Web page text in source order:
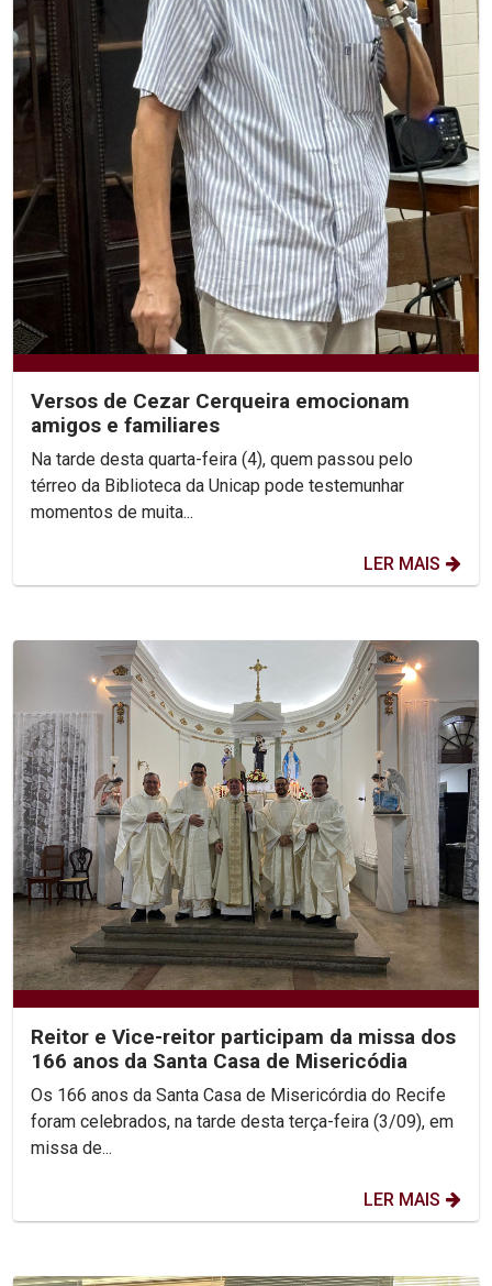
Versos de Cezar Cerqueira emocionam
amigos e familiares
Na tarde desta quarta-feira (4), quem passou pelo
térreo da Biblioteca da Unicap pode testemunhar
momentos de muita...
LER MAIS
Reitor e Vice-reitor participam da missa dos
166 anos da Santa Casa de Misericódia
Os 166 anos da Santa Casa de Misericórdia do Recife
foram celebrados, na tarde desta terça-feira (3/09), em
missa de...
LER MAIS